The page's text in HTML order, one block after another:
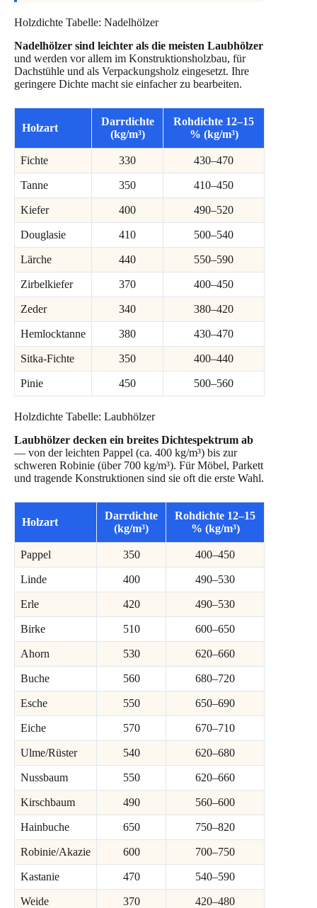
Holzdichte Tabelle: Nadelhölzer
Nadelhölzer sind leichter als die meisten Laubhölzer
und werden vor allem im Konstruktionsholzbau, für
Dachstühle und als Verpackungsholz eingesetzt. Ihre
geringere Dichte macht sie einfacher zu bearbeiten.
Holzart
Darrdichte
(kg/m³)
Rohdichte 12–15
% (kg/m³)
Fichte 330 430–470
Tanne 350 410–450
Kiefer 400 490–520
Douglasie 410 500–540
Lärche 440 550–590
Zirbelkiefer 370 400–450
Zeder 340 380–420
Hemlocktanne 380 430–470
Sitka-Fichte 350 400–440
Pinie 450 500–560
Holzdichte Tabelle: Laubhölzer
Laubhölzer decken ein breites Dichtespektrum ab
— von der leichten Pappel (ca. 400 kg/m³) bis zur
schweren Robinie (über 700 kg/m³). Für Möbel, Parkett
und tragende Konstruktionen sind sie oft die erste Wahl.
Holzart
Darrdichte
(kg/m³)
Rohdichte 12–15
% (kg/m³)
Pappel 350 400–450
Linde 400 490–530
Erle 420 490–530
Birke 510 600–650
Ahorn 530 620–660
Buche 560 680–720
Esche 550 650–690
Eiche 570 670–710
Ulme/Rüster 540 620–680
Nussbaum 550 620–660
Kirschbaum 490 560–600
Hainbuche 650 750–820
Robinie/Akazie 600 700–750
Kastanie 470 540–590
Weide 370 420–480